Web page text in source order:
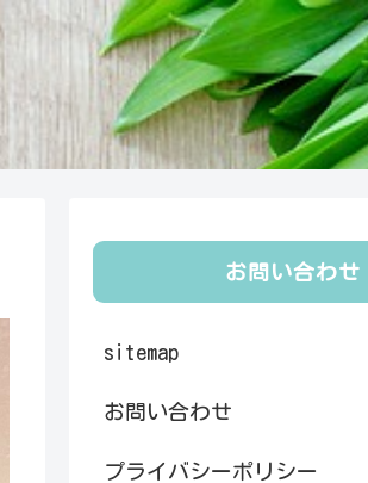
お問い合わせ
sitemap
お問い合わせ
プライバシーポリシー